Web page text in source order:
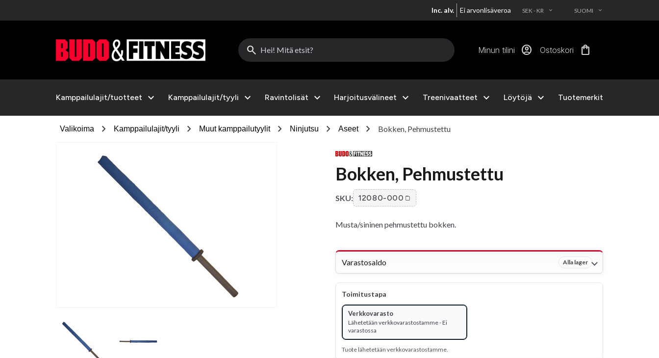
Inc. alv. Ei arvonlisäveroa SEK - KR EXPAND_MORE SUOMI EXPAND_MORE
search Minun tilini account_circle Ostoskori shopping_bag
Kamppailulajit/tuotteet expand_more Kamppailulajit/tyyli expand_more Ravintolisät expand_more Harjoitusvälineet expand_more Treenivaatteet expand_more Löytöjä expand_more Tuotemerkit
Valikoima chevron_right Kamppailulajit/tyyli chevron_right Muut kamppailutyylit chevron_right Ninjutsu chevron_right Aseet chevron_right Bokken, Pehmustettu
Bokken, Pehmustettu
SKU: 12080-000
Musta/sininen pehmustettu bokken.
Varastosaldo Alla lager
Toimitustapa
Verkkovarasto
Lähetetään verkkovarastostamme - Ei
varastossa
Tuote lähetetään verkkovarastostamme.